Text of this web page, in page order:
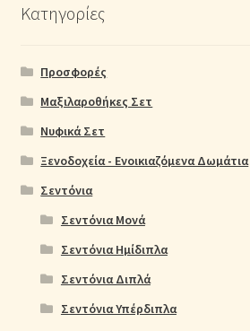
Κατηγορίες
Προσφορές
Μαξιλαροθήκες Σετ
Νυφικά Σετ
Ξενοδοχεία - Ενοικιαζόμενα Δωμάτια
Σεντόνια
Σεντόνια Μονά
Σεντόνια Ημίδιπλα
Σεντόνια Διπλά
Σεντόνια Υπέρδιπλα